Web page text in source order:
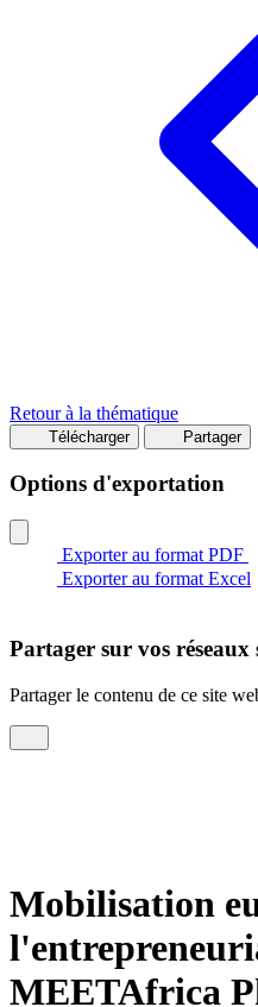
Retour à la thématique
Télécharger Partager
Options d'exportation
Exporter au format PDF
Exporter au format Excel
Partager sur vos réseaux
Partager le contenu de ce site
Mobilisation
MEETAfrica